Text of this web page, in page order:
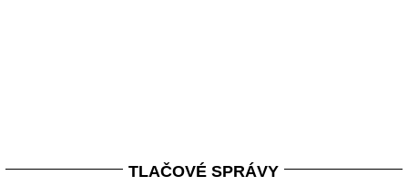
TLAČOVÉ SPRÁVY